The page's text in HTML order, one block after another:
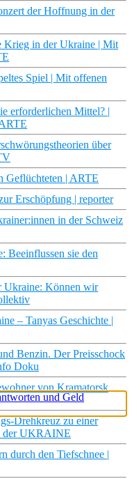
der Hoffnung in der
Krieg in der Ukraine | Mit
Spiel | Mit offenen
erforderlichen Mittel? |
über
Geflüchteten | ARTE
Erschöpfung | reporter
in der Schweiz
Beeinflussen sie den
Ukraine: Können wir
– Tanyas Geschichte |
Benzin. Der Preisschock
Doku
von Kramatorsk
Drehkreuz zu einer
der UKRAINE
durch den Tiefschnee |